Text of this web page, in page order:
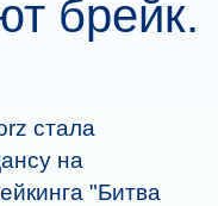
брейк.
стала
на
"Битва